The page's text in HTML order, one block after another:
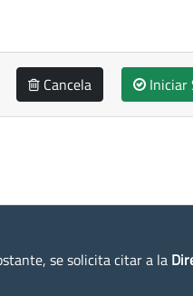
Cancela Iniciar
se solicita citar a la